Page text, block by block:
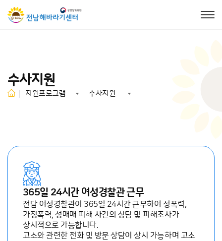
수사지원
지원프로그램 수사지원
365일 24시간 여성경찰관 근무
전담 여성경찰관이 365일 24시간 근무하여 성폭력,
가정폭력, 성매매 피해 사건의 상담 및 피해조사가
상시적으로 가능합니다.
고소와 관련한 전화 및 방문 상담이 상시 가능하며 고소